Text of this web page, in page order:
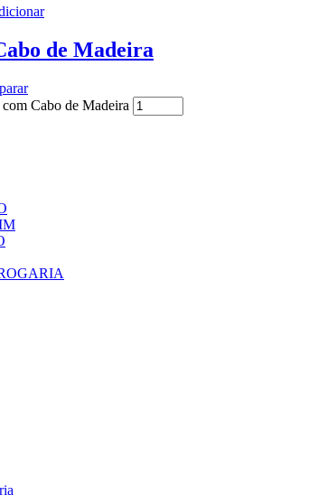
de Madeira
Cabo de Madeira